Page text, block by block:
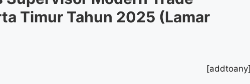
Timur Tahun 2025 (Lamar
[addtoany]